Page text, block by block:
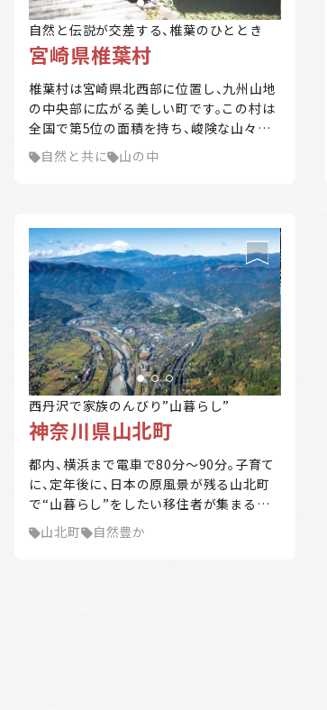
森林が豊か 暖かい地域 涼しい地域 交通が便利
住宅購入補助 リフォーム補助 移住補助
たな価値を創造し続けています。
自然と伝説が交差する、椎葉のひととき
宮崎県椎葉村
椎葉村は宮崎県北西部に位置し、九州山地
の中央部に広がる美しい町です。この村は
全国で第5位の面積を持ち、峻険な山々に
囲まれた地域です。以下は椎葉村の特徴と
魅力です。主な特徴としては、 自然環境: 椎
行われています。また、高冷地の特性を生
かし、花卉や野菜の生産も行っています。
伝統文化: 平家落人伝説を伝える村とし
て、神楽や臼太鼓踊、ひえつき節などの民
謡や民話が古くから伝わっています。 地形
と気候: 村は九州中央山地国定公園に指定
されており、非常に険しい地形を持ってい
ます。気候は冷涼で多雨であり、夏から秋
にかけて台風からの湿った南東風の影響
で大雨となることがあります。 椎葉村は、
自然と伝統が調和する美しい場所であり、
訪れる人々を魅了しています。
自然と共に 山の中
西丹沢で家族のんびり”山暮らし”
神奈川県山北町
都内、横浜まで電車で80分～90分。子育て
に、定年後に、日本の原風景が残る山北町
で“山暮らし”をしたい移住者が集まる町
です。 東京から西へ80km。山北町は神奈
川県の西部にある、緑深い丹沢の山々に抱
山北町 自然豊か